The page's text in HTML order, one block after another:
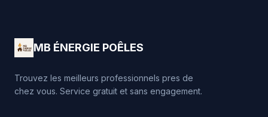
MB ÉNERGIE POÊLES
Trouvez les meilleurs professionnels pres de
chez vous. Service gratuit et sans engagement.